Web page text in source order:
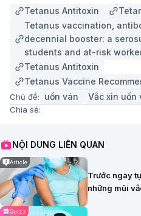
Tetanus Antitoxin
Tetanus vaccination,
decennial booster: a
students and at-risk
Tetanus Antitoxin
Tetanus Vaccine
Chủ đề: uốn ván Vắc xin uốn
Chia sẻ:
NỘI DUNG LIÊN QUAN
Article
Trước ngày
những mũi
Quizz